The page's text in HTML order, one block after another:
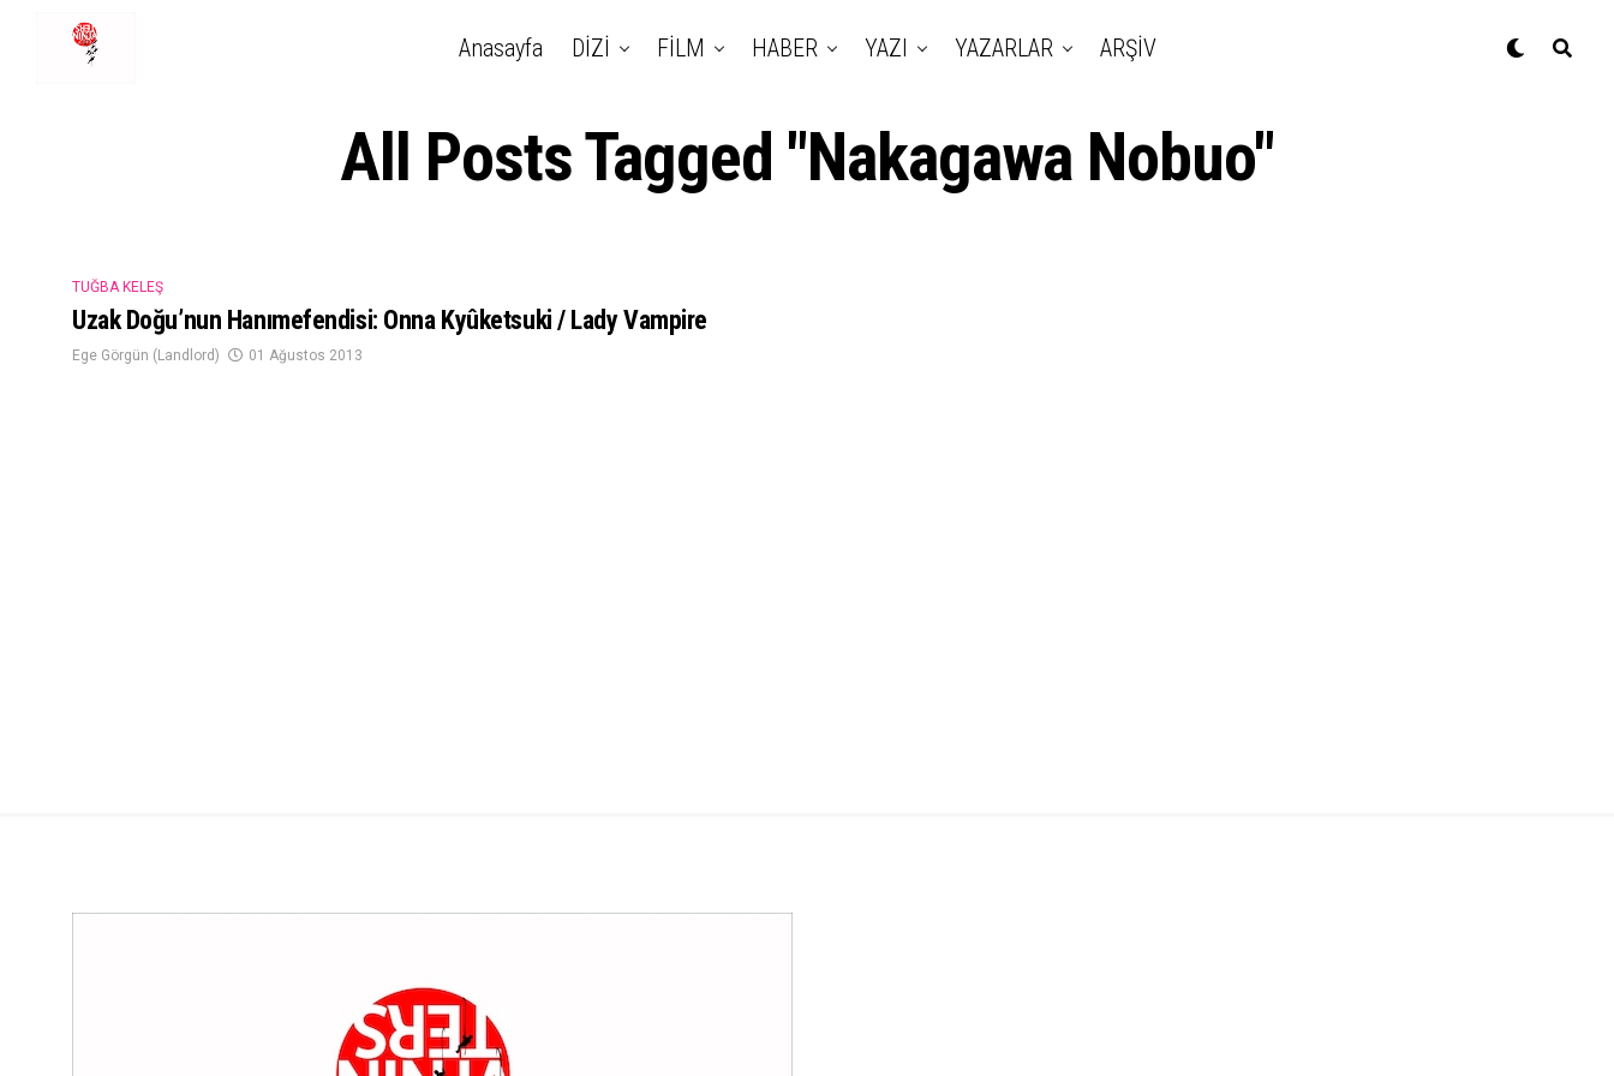
Anasayfa DİZİ FİLM HABER YAZI YAZARLAR ARŞİV
All Posts Tagged "Nakagawa Nobuo"
TUĞBA KELEŞ
Uzak Doğu’nun Hanımefendisi: Onna Kyûketsuki / Lady Vampire
Ege Görgün (Landlord) 01 Ağustos 2013